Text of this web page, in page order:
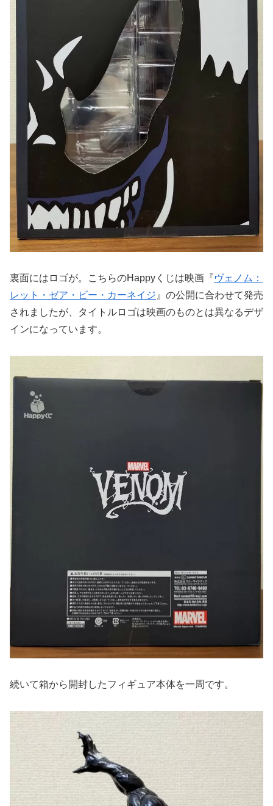
裏面にはロゴが。こちらのHappyくじは映画『ヴェノム：
レット・ゼア・ビー・カーネイジ 』の公開に合わせて発売
されましたが、タイトルロゴは映画のものとは異なるデザ
インになっています。
続いて箱から開封したフィギュア本体を一周です。